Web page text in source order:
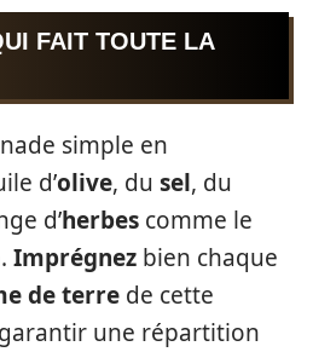
FAIT TOUTE LA
simple en
d’olive, du sel, du
d’herbes comme le
Imprégnez bien chaque
de terre de cette
une répartition